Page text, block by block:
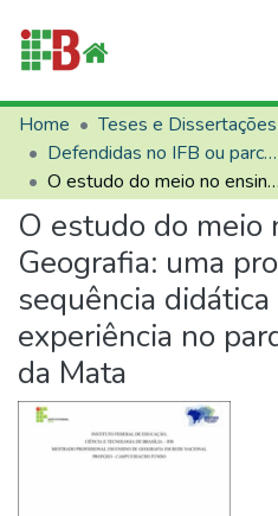
Communities & Collections
All of RIIFB
Manuals and Terms
Statistics
About RIIFB
Help
Contacts
Home
Teses e Dissertações
Defendidas no IFB ou parceiros
O estudo do meio no ensino de Geografia: uma proposta de sequência didática a partir da experiência no parque distrital Boca da Mata
O estudo do meio
Geografia: uma
sequência
experiência no
da Mata